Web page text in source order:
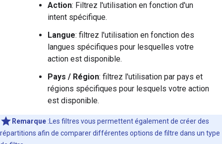
Action: Filtrez l'utilisation en fonction d'un
intent spécifique.
Langue: filtrez l'utilisation en fonction des
langues spécifiques pour lesquelles votre
action est disponible.
Pays / Région: filtrez l'utilisation par pays et
régions spécifiques pour lesquels votre action
est disponible.
Remarque :Les filtres vous permettent également de créer des
répartitions afin de comparer différentes options de filtre dans un type